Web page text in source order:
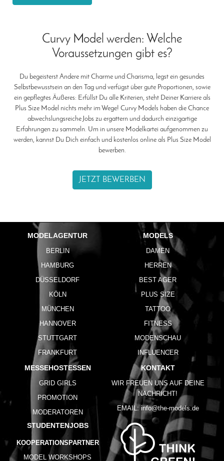
Curvy Model werden: Welche
Voraussetzungen gibt es?
Du begeisterst Andere mit Charme und Charisma, legst ein gesundes
Selbstbewusstsein an den Tag und verfügst über gute Proportionen, sowie
ein gepflegtes Äußeres: Erfüllst Du alle Kriterien, steht Deiner Karriere als
Plus Size Model nichts mehr im Wege! Curvy Models haben die Chance
abwechslungsreiche Jobs zu ergattern und dadurch einzigartige
Erfahrungen zu sammeln. Um in unsere Modelkartei aufgenommen zu
werden, kannst Du Dich einfach und kostenlos online als Plus Size Model
bewerben.
JETZT BEWERBEN
MODELAGENTUR
BERLIN
HAMBURG
DÜSSELDORF
KÖLN
MÜNCHEN
HANNOVER
STUTTGART
FRANKFURT
MODELS
DAMEN
HERREN
BEST AGER
PLUS SIZE
TATTOO
FITNESS
MODENSCHAU
INFLUENCER
MESSEHOSTESSEN
GRID GIRLS
PROMOTION
MODERATOREN
STUDENTENJOBS
KOOPERATIONSPARTNER
MODEL WORKSHOPS
KONTAKT
WIR FREUEN UNS AUF DEINE
NACHRICHT!
EMAIL: info@the-models.de